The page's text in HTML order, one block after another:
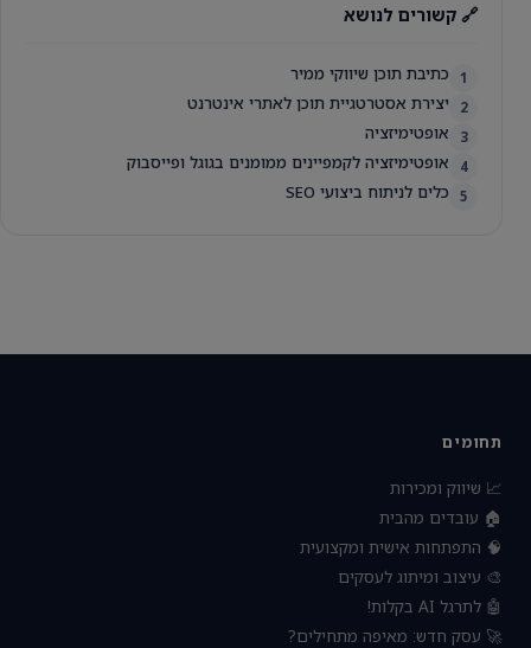
🔗 קשורים לנושא
1 כתיבת תוכן שיווקי ממיר
2 יצירת אסטרטגיית תוכן לאתרי אינטרנט
3 אופטימיזציה
4 אופטימיזציה לקמפיינים ממומנים בגוגל ופייסבוק
5 כלים לניתוח ביצועי SEO
תחומים
📈 שיווק ומכירות
🏠 עובדים מהבית
🧠 התפתחות אישית ומקצועית
🎨 עיצוב ומיתוג לעסקים
🤖 לתרגל AI בקלות!
🚀 עסק חדש: מאיפה מתחילים?